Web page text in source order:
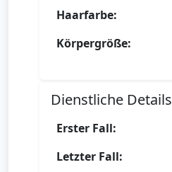
Haarfarbe:
Körpergröße:
Dienstliche Details
Erster Fall:
Letzter Fall: